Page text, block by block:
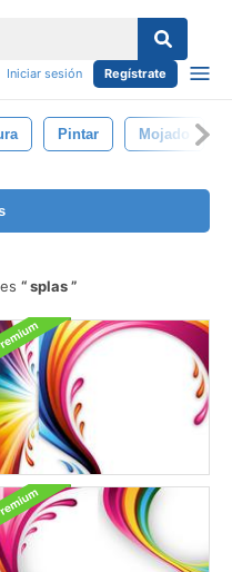
Iniciar sesión Regístrate
Pintar Mojado
splas